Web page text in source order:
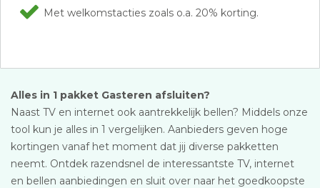
Met welkomstacties zoals o.a. 20% korting.
Alles in 1 pakket Gasteren afsluiten?
Naast TV en internet ook aantrekkelijk bellen? Middels onze
tool kun je alles in 1 vergelijken. Aanbieders geven hoge
kortingen vanaf het moment dat jij diverse pakketten
neemt. Ontdek razendsnel de interessantste TV, internet
en bellen aanbiedingen en sluit over naar het goedkoopste